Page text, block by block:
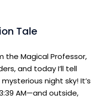
Tale
the Magical Professor,
and today I’ll tell
night sky! It’s
AM—and outside,